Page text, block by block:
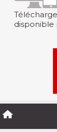
disponible